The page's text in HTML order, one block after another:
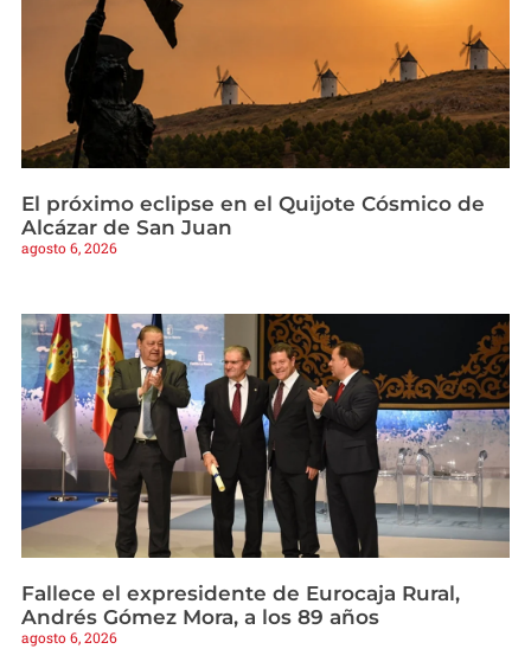
El próximo eclipse en el Quijote Cósmico de
Alcázar de San Juan
agosto 6, 2026
Fallece el expresidente de Eurocaja Rural,
Andrés Gómez Mora, a los 89 años
agosto 6, 2026